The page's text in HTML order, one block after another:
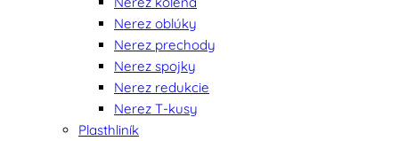
Nerez oblúky
Nerez prechody
Nerez spojky
Nerez redukcie
Nerez T-kusy
Plasthliník